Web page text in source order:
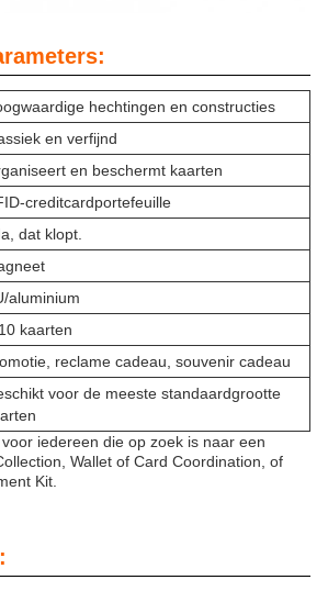
hechtingen en constructies
en verfijnd
en beschermt kaarten
creditcardportefeuille
dat klopt.
aluminium
kaarten
reclame cadeau, souvenir cadeau
voor de meeste standaardgrootte
iedereen die op zoek is naar een
Wallet of Card Coordination, of
Kit.